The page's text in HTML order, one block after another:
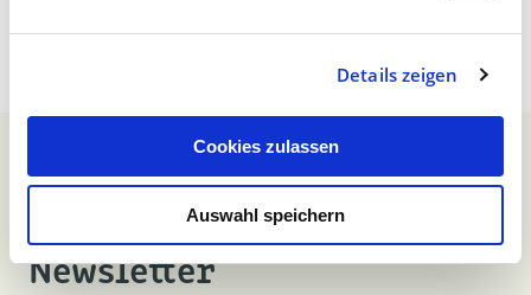
Details zeigen
Cookies zulassen
Auswahl speichern
Anmeldung zum unserem
Newsletter